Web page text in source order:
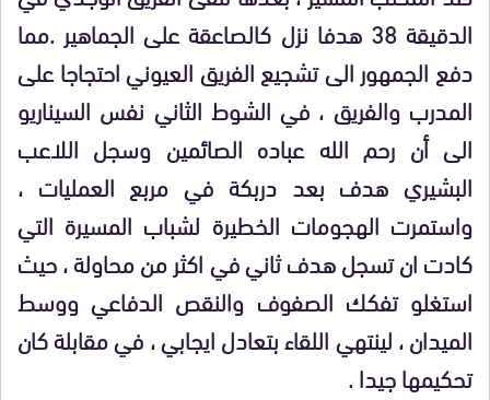
الدقيقة 38 هدفا نزل كالصاعقة على الجماهير .مما
دفع الجمهور الى تشجيع الفريق العيوني احتجاجا على
المدرب والفريق ، في الشوط الثاني نفس السيناريو
الى أن رحم الله عباده الصائمين وسجل اللاعب
البشيري هدف بعد دربكة في مربع العمليات ،
واستمرت الهجومات الخطيرة لشباب المسيرة التي
كادت ان تسجل هدف ثاني في اكثر من محاولة ، حيث
استغلو تفكك الصفوف والنقص الدفاعي ووسط
الميدان ، لينتهي اللقاء بتعادل ايجابي ، في مقابلة كان
تحكيمها جيدا .